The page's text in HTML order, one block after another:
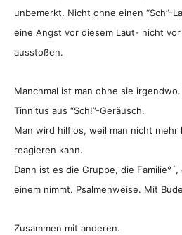
unbemerkt. Nicht ohne einen “Sch”-
eine Angst vor diesem Laut- nicht
ausstoßen.
Manchmal ist man ohne sie
Tinnitus aus “Sch!”-Geräusch.
Man wird hilflos, weil man nicht
reagieren kann.
Dann ist es die Gruppe, die
einem nimmt. Psalmenweise. Mit
Zusammen mit anderen.